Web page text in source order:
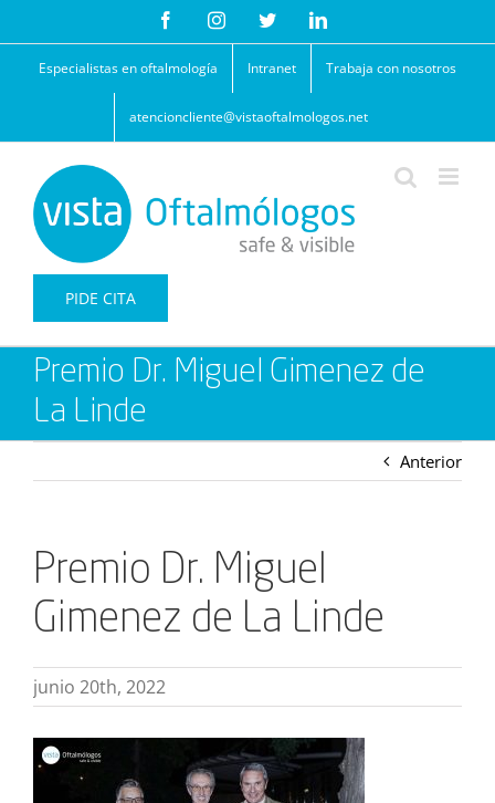
contenido
FacebookInstagramTwitterLinkedIn
Especialistas en oftalmología Intranet Trabaja con nosotros
atencioncliente@vistaoftalmologos.net
PIDE CITA
Premio Dr. Miguel Gimenez de
La Linde
Anterior
Premio Dr. Miguel
Gimenez de La Linde
junio 20th, 2022